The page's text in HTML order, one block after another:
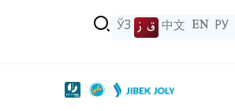
РУ
EN
中文 ق ز ЎЗ